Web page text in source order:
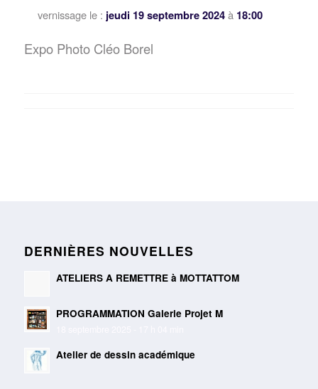
vernissage le : jeudi 19 septembre 2024à 18:00
Expo Photo Cléo Borel
DERNIÈRES NOUVELLES
ATELIERS A REMETTRE à MOTTATTOM
PROGRAMMATION Galerie Projet M
Atelier de dessin académique